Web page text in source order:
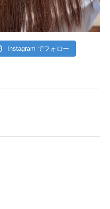
Instagram でフォロー